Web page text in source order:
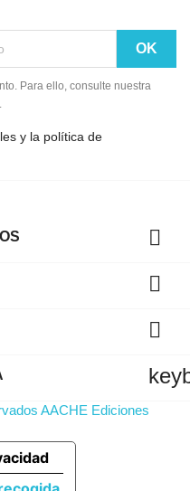
Para ello, consulte nuestra
y la política de



AACHE Ediciones